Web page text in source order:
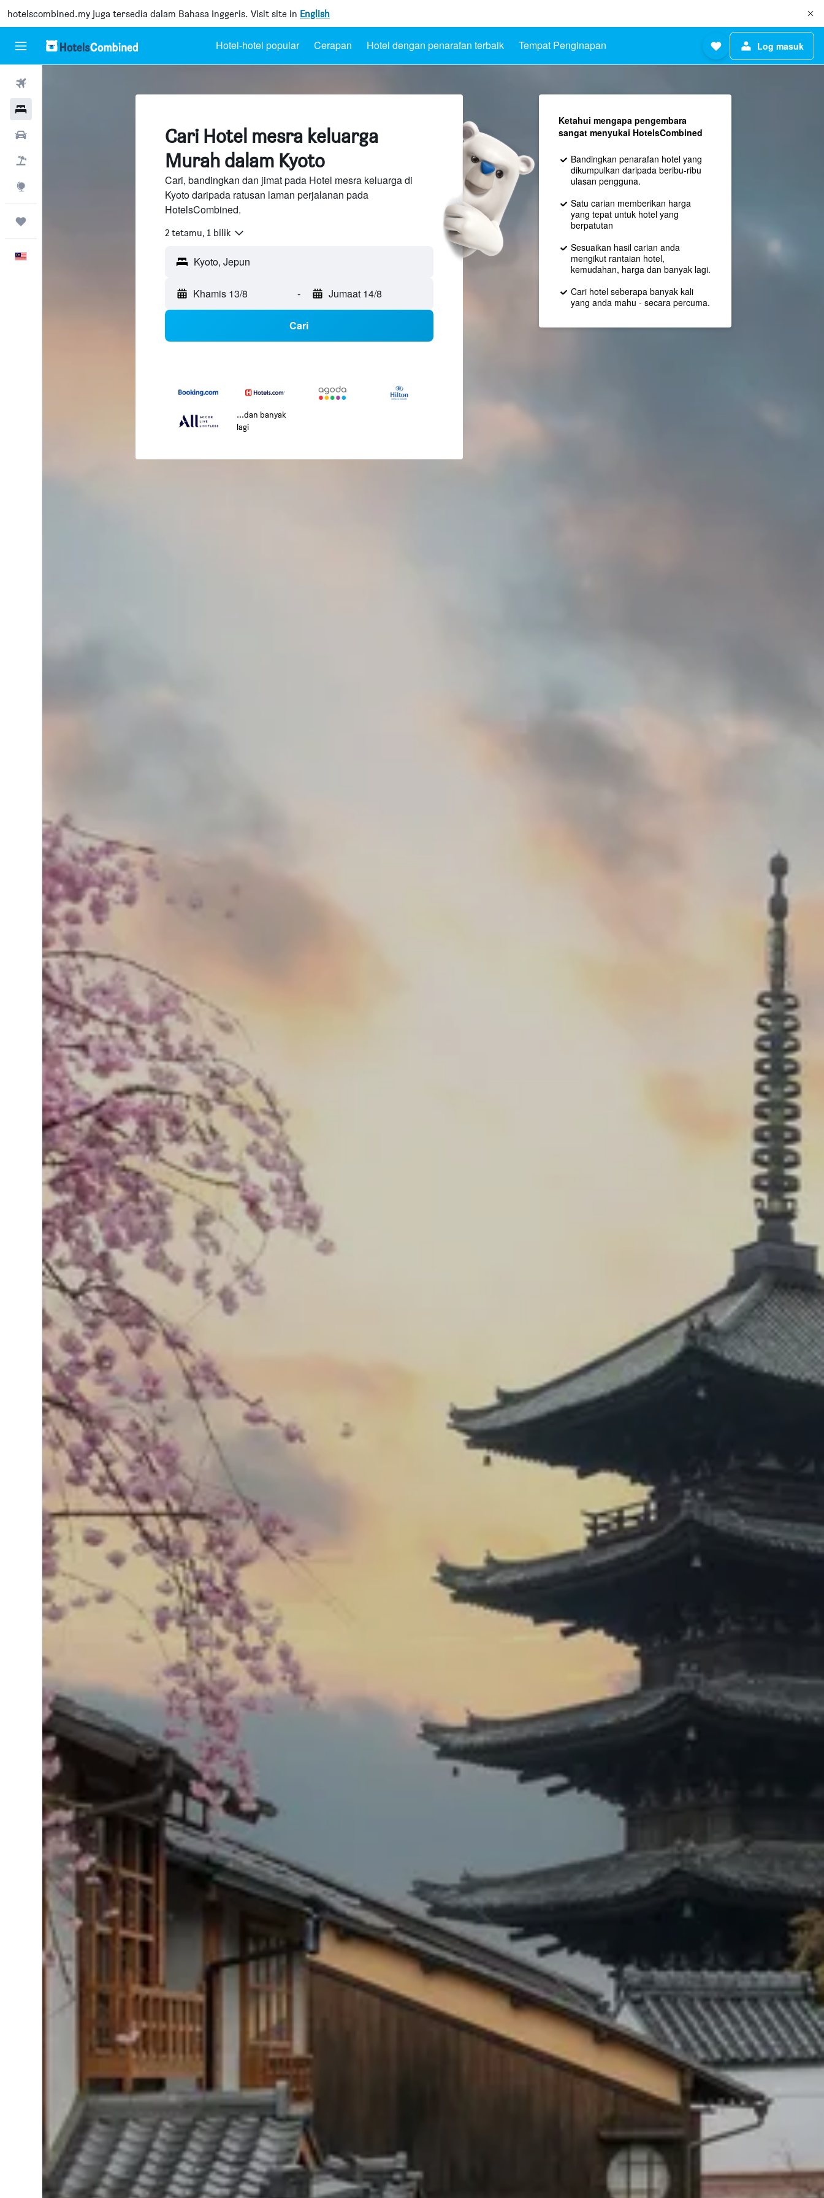
hotelscombined.my juga tersedia dalam Bahasa Inggeris. Visit site in English
Hotel-hotel popular Cerapan Hotel dengan penarafan terbaik Tempat Penginapan Log masuk
Cari Hotel mesra keluarga
Murah dalam Kyoto
Cari, bandingkan dan jimat pada Hotel mesra keluarga di
Kyoto daripada ratusan laman perjalanan pada
HotelsCombined.
2 tetamu, 1 bilik
Kyoto, Jepun
Khamis 13/8 - Jumaat 14/8
Cari
...dan banyak
lagi
Ketahui mengapa pengembara
sangat menyukai HotelsCombined
Bandingkan penarafan hotel yang
dikumpulkan daripada beribu-ribu
ulasan pengguna.
Satu carian memberikan harga
yang tepat untuk hotel yang
berpatutan
Sesuaikan hasil carian anda
mengikut rantaian hotel,
kemudahan, harga dan banyak lagi.
Cari hotel seberapa banyak kali
yang anda mahu - secara percuma.